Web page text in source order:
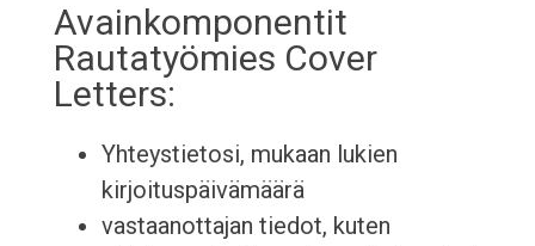
Avainkomponentit
Rautatyömies Cover
Letters:
Yhteystietosi, mukaan lukien
kirjoituspäivämäärä
vastaanottajan tiedot, kuten